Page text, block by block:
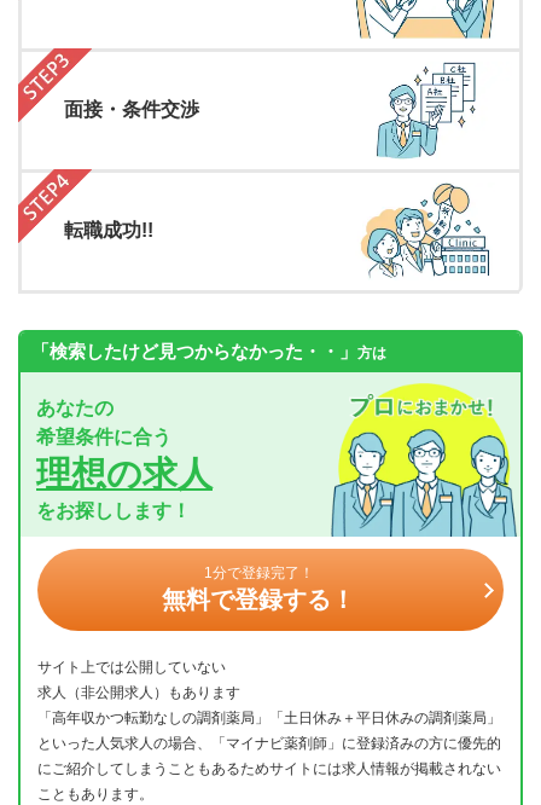
面接・条件交渉
転職成功!!
「検索したけど見つからなかった・・」 方は
あなたの
希望条件に合う
理想の求人
をお探しします！
1分で登録完了！
無料で登録する！
サイト上では公開していない
求人（非公開求人）もあります
「高年収かつ転勤なしの調剤薬局」「土日休み＋平日休みの調剤薬局」
といった人気求人の場合、「マイナビ薬剤師」に登録済みの方に優先的
にご紹介してしまうこともあるためサイトには求人情報が掲載されない
こともあります。